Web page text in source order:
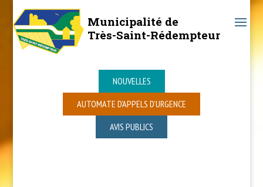
Municipalité de
Très-Saint-Rédempteur
NOUVELLES
AUTOMATE D’APPELS D’URGENCE
AVIS PUBLICS